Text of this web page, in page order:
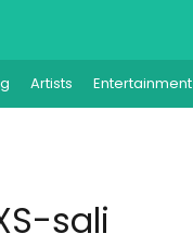
Artists Entertainment
sali